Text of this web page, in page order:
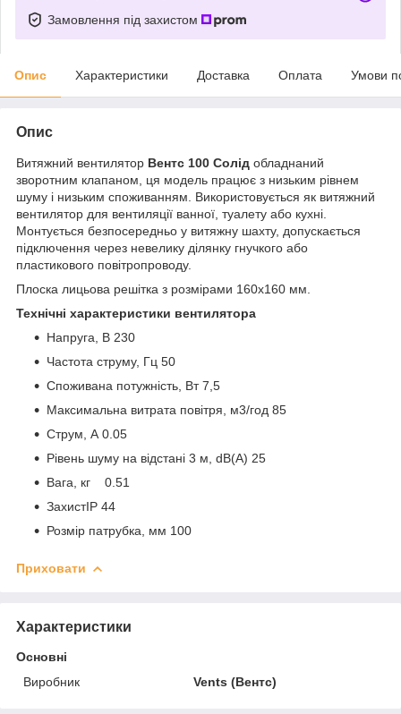
Замовлення під захистом
Опис Характеристики Доставка Оплата Умови
Опис
Витяжний вентилятор Вентс 100 Солід обладнаний
зворотним клапаном, ця модель працює з низьким рівнем
шуму і низьким споживанням. Використовується як витяжний
вентилятор для вентиляції ванної, туалету або кухні.
Монтується безпосередньо у витяжну шахту, допускається
підключення через невелику ділянку гнучкого або
пластикового повітропроводу.
Плоска лицьова решітка з розмірами 160х160 мм.
Технічні характеристики вентилятора
Напруга, В 230
Частота струму, Гц 50
Споживана потужність, Вт 7,5
Максимальна витрата повітря, м3/год 85
Струм, А 0.05
Рівень шуму на відстані 3 м, dB(A) 25
Вага, кг 0.51
ЗахистIP 44
Розмір патрубка, мм 100
Приховати
Характеристики
Основні
Виробник
Vents (Вентс)